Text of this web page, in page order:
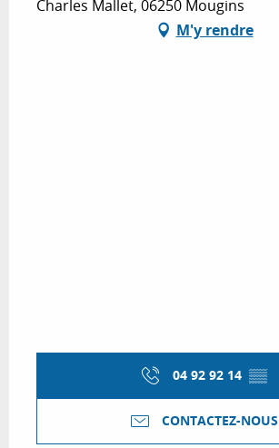
Charles Mallet, 06250 Mougins
M'y rendre
04 92 92 14 ▒▒
CONTACTEZ-NOUS